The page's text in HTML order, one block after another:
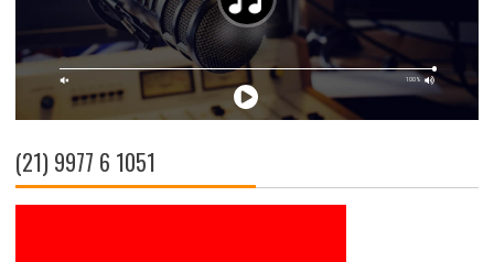
(21) 9977 6 1051